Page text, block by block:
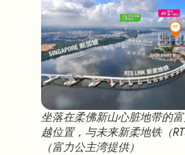
坐落在柔佛新山心脏地带的
越位置，与未来新柔地铁（
（富力公主湾提供）